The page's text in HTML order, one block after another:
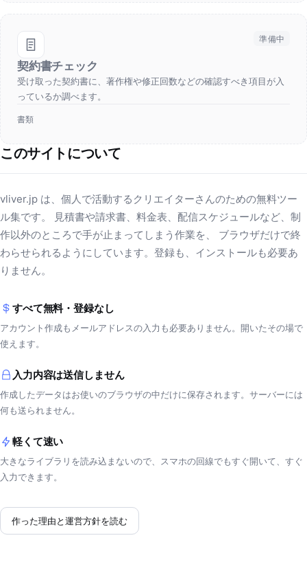
準備中
契約書チェック
受け取った契約書に、著作権や修正回数などの確認すべき項目が入
っているか調べます。
書類
このサイトについて
vliver.jp は、個人で活動するクリエイターさんのための無料ツー
ル集です。 見積書や請求書、料金表、配信スケジュールなど、制
作以外のところで手が止まってしまう作業を、 ブラウザだけで終
わらせられるようにしています。登録も、インストールも必要あ
りません。
すべて無料・登録なし
アカウント作成もメールアドレスの入力も必要ありません。開いたその場で
使えます。
入力内容は送信しません
作成したデータはお使いのブラウザの中だけに保存されます。サーバーには
何も送られません。
軽くて速い
大きなライブラリを読み込まないので、スマホの回線でもすぐ開いて、すぐ
入力できます。
作った理由と運営方針を読む